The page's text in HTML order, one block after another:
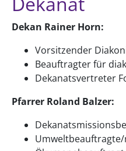
Dekan Rainer Horn:
Vorsitzender
Beauftragter für
Dekanatsvertreter
Pfarrer Roland Balzer: